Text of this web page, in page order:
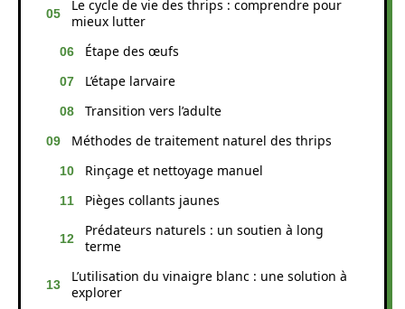
Le cycle de vie des thrips : comprendre pour
mieux lutter
Étape des œufs
L’étape larvaire
Transition vers l’adulte
Méthodes de traitement naturel des thrips
Rinçage et nettoyage manuel
Pièges collants jaunes
Prédateurs naturels : un soutien à long
terme
L’utilisation du vinaigre blanc : une solution à
explorer